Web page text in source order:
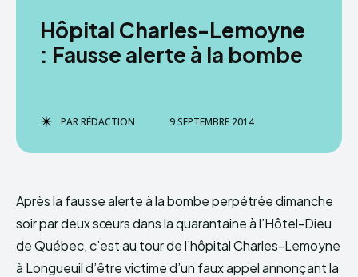
Hôpital Charles-Lemoyne
: Fausse alerte à la bombe
PARRÉDACTION 9 SEPTEMBRE 2014
Après la fausse alerte à la bombe perpétrée dimanche
soir par deux sœurs dans la quarantaine à l’Hôtel-Dieu
de Québec, c’est au tour de l’hôpital Charles-Lemoyne
à Longueuil d’être victime d’un faux appel annonçant la